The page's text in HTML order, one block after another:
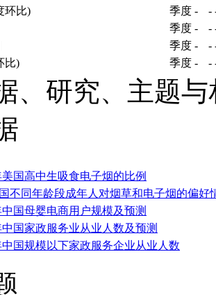
环比)
季度 - -
季度 - -
季度 - -
比)
季度 - -
、研究、主题
美国高中生吸食电子烟的比例
不同年龄段成年人对烟草和电子烟的偏好
中国母婴电商用户规模及预测
中国家政服务业从业人数及预测
中国规模以下家政服务企业从业人数